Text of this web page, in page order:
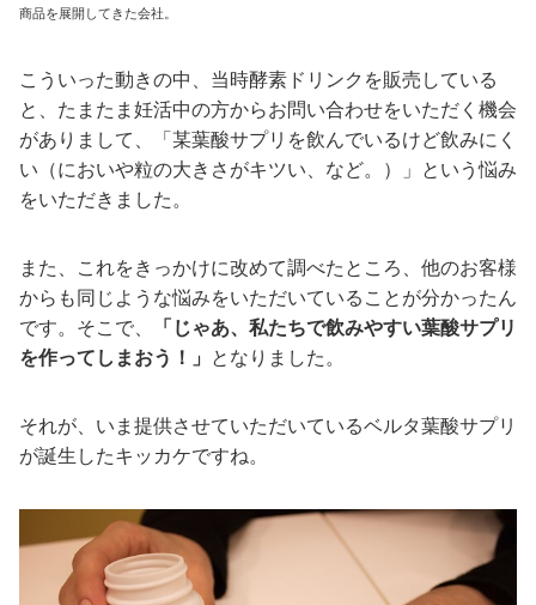
商品を展開してきた会社。
こういった動きの中、当時酵素ドリンクを販売している
と、たまたま妊活中の方からお問い合わせをいただく機会
がありまして、「某葉酸サプリを飲んでいるけど飲みにく
い（においや粒の大きさがキツい、など。）」という悩み
をいただきました。
また、これをきっかけに改めて調べたところ、他のお客様
からも同じような悩みをいただいていることが分かったん
です。そこで、
「じゃあ、私たちで飲みやすい葉酸サプリ
を作ってしまおう！」 となりました。
それが、いま提供させていただいているベルタ葉酸サプリ
が誕生したキッカケですね。